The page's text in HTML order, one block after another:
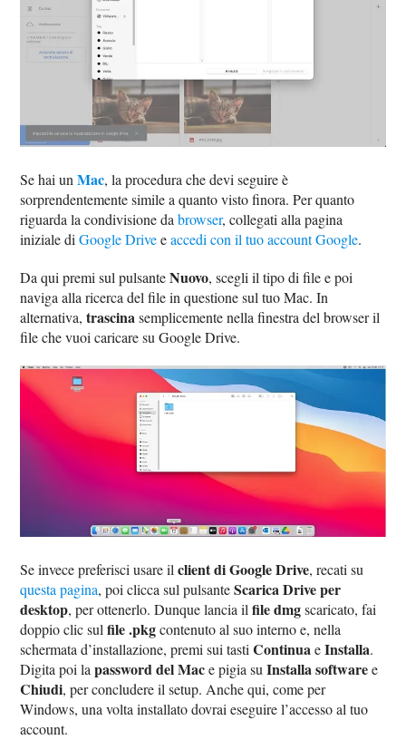
Se hai unMac, la procedura che devi seguire è
sorprendentemente simile a quanto visto finora. Per quanto
riguarda la condivisione dabrowser, collegati alla pagina
iniziale diGoogle Driveeaccedi con il tuo account Google.
Da qui premi sul pulsanteNuovo, scegli il tipo di file e poi
naviga alla ricerca del file in questione sul tuo Mac. In
alternativa,trascinasemplicemente nella finestra del browser il
file che vuoi caricare su Google Drive.
Se invece preferisci usare ilclient di Google Drive, recati su
questa pagina, poi clicca sul pulsanteScarica Drive per
desktop, per ottenerlo. Dunque lancia ilfile dmgscaricato, fai
doppio clic sulfile .pkgcontenuto al suo interno e, nella
schermata d’installazione, premi sui tastiContinuaeInstalla.
Digita poi lapassword del Mace pigia suInstalla softwaree
Chiudi, per concludere il setup. Anche qui, come per
Windows, una volta installato dovrai eseguire l’accesso al tuo
account.